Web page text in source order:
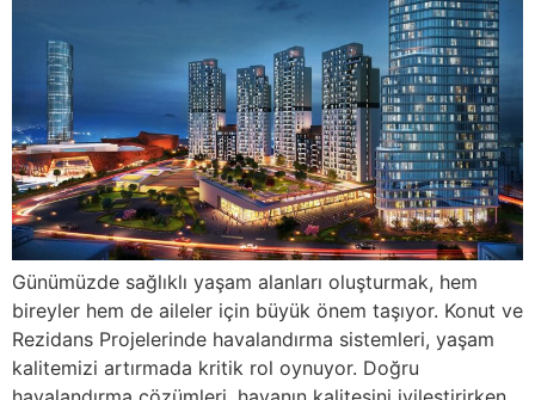
Günümüzde sağlıklı yaşam alanları oluşturmak, hem
bireyler hem de aileler için büyük önem taşıyor. Konut ve
Rezidans Projelerinde havalandırma sistemleri, yaşam
kalitemizi artırmada kritik rol oynuyor. Doğru